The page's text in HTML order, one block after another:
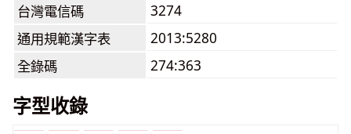
台灣電信碼
3274
通用規範漢字表
2013:5280
全錄碼
274:363
字型收錄